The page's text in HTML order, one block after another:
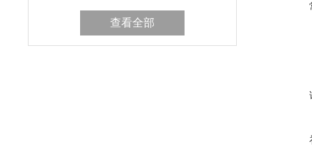
查看全部